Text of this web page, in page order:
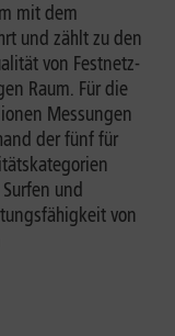
mit dem
und zählt zu den
von Festnetz-
Raum. Für die
Messungen
der fünf für
und
von